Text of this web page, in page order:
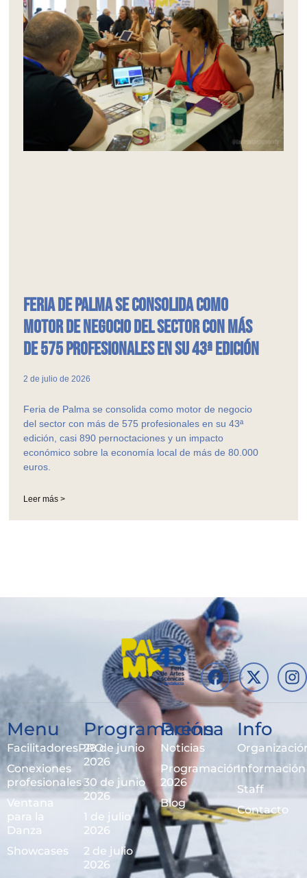
Feria de Palma se consolida como
motor de negocio del sector con más
de 575 profesionales en su 43ª edición
2 de julio de 2026
Feria de Palma se consolida como motor de negocio
del sector con más de 575 profesionales en su 43ª
edición, casi 890 pernoctaciones y un impacto
económico sobre la economía local de más de 80.000
euros.
Leer más >
Menu
FacilitadoresPRO
Conexiones
profesionales
Ventana
para la
Danza
Showcases
Programación
29 de junio
2026
30 de junio
2026
1 de julio
2026
2 de julio
2026
Prensa
Noticias
Programación
2026
Blog
Info
Información
Staff
Contacto